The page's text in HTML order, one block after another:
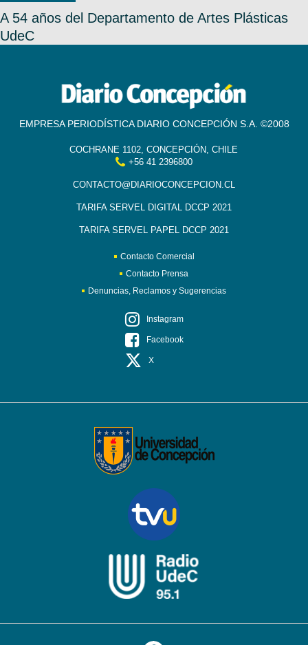
A 54 años del Departamento de Artes Plásticas
UdeC
EMPRESA PERIODÍSTICA DIARIO CONCEPCIÓN S.A. ©2008
COCHRANE 1102, CONCEPCIÓN, CHILE
+56 41 2396800
CONTACTO@DIARIOCONCEPCION.CL
TARIFA SERVEL DIGITAL DCCP 2021
TARIFA SERVEL PAPEL DCCP 2021
Contacto Comercial
Contacto Prensa
Denuncias, Reclamos y Sugerencias
Instagram
Facebook
X